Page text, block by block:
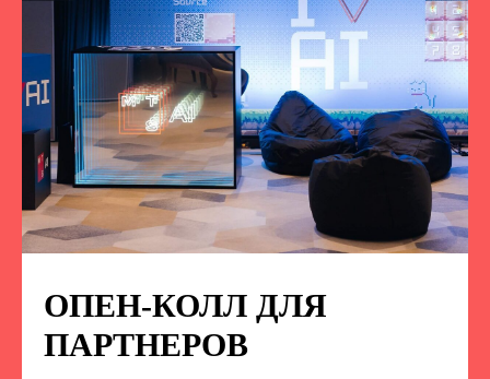
ОПЕН-КОЛЛ ДЛЯ
ПАРТНЕРОВ
ПОДПИСЫВАЙТЕСЬ
НА НАС В СОЦСЕТЯХ